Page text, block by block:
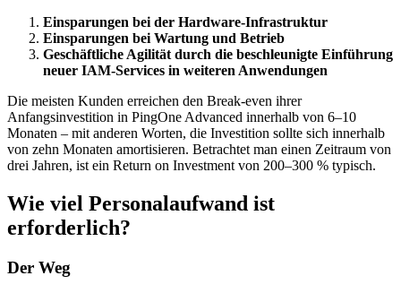
Einsparungen bei der Hardware-Infrastruktur
Einsparungen bei Wartung und Betrieb
Geschäftliche Agilität durch die beschleunigte Einführung
neuer IAM-Services in weiteren Anwendungen
Die meisten Kunden erreichen den Break-even ihrer
Anfangsinvestition in PingOne Advanced innerhalb von 6–10
Monaten – mit anderen Worten, die Investition sollte sich innerhalb
von zehn Monaten amortisieren. Betrachtet man einen Zeitraum von
drei Jahren, ist ein Return on Investment von 200–300 % typisch.
Wie viel Personalaufwand ist
erforderlich?
Der Weg